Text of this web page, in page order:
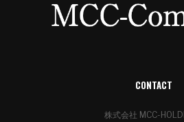
CONTACT
株式会社 MCC-